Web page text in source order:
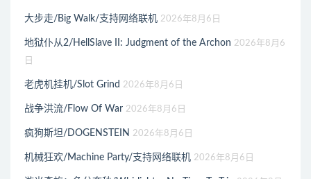
大步走/Big Walk/支持网络联机 2026年8月6日
地狱仆从2/HellSlave II: Judgment of the Archon 2026年8月6
日
老虎机挂机/Slot Grind 2026年8月6日
战争洪流/Flow Of War 2026年8月6日
疯狗斯坦/DOGENSTEIN 2026年8月6日
机械狂欢/Machine Party/支持网络联机 2026年8月6日